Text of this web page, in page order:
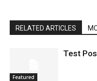
RELATED ARTICLES
Featured
Test